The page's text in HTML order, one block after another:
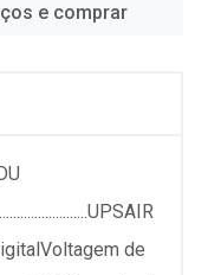
e comprar
de